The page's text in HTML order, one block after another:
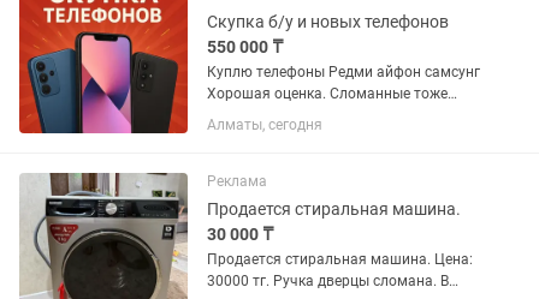
Скупка б/у и новых телефонов
550 000 ₸
Куплю телефоны Редми айфон самсунг
Хорошая оценка. Сломанные тоже
Сами приедем Расчет на месте
Алматы, сегодня
Реклама
Продается стиральная машина.
30 000 ₸
Продается стиральная машина. Цена:
30000 тг. Ручка дверцы сломана. В